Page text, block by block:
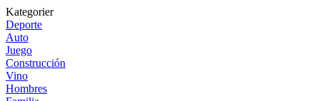
Kategorier
Deporte
Auto
Juego
Construcción
Vino
Hombres